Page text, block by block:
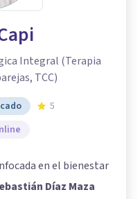
Integral (Terapia
TCC)
5
en el bienestar
Díaz Maza